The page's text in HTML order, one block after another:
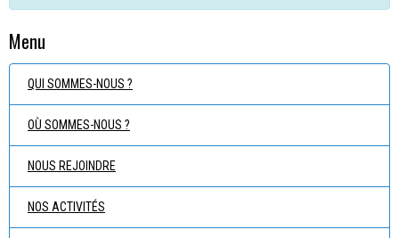
Menu
QUI SOMMES-NOUS ?
OÙ SOMMES-NOUS ?
NOUS REJOINDRE
NOS ACTIVITÉS